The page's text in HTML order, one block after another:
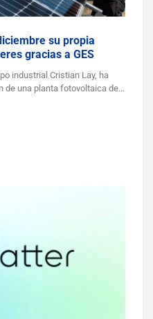
su propia
gracias a GES
industrial Cristian Lay, ha
de una planta fotovoltaica de…